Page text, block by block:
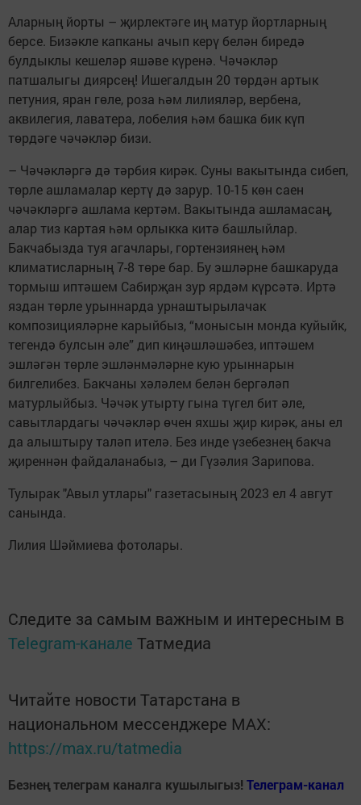
Аларның йорты – җирлектәге иң матур йортларның
берсе. Бизәкле капканы ачып керү белән биредә
булдыклы кешеләр яшәве күренә. Чәчәкләр
патшалыгы диярсең! Ишегалдын 20 төрдән артык
петуния, яран гөле, роза һәм лилияләр, вербена,
аквилегия, лаватера, лобелия һәм башка бик күп
төрдәге чәчәкләр бизи.
– Чәчәкләргә дә тәрбия кирәк. Суны вакытында сибеп,
төрле ашламалар кертү дә зарур. 10-15 көн саен
чәчәкләргә ашлама кертәм. Вакытында ашламасаң,
алар тиз картая һәм орлыкка китә башлыйлар.
Бакчабызда туя агачлары, гортензиянең һәм
климатисларның 7-8 төре бар. Бу эшләрне башкаруда
тормыш иптәшем Сабирҗан зур ярдәм күрсәтә. Иртә
яздан төрле урыннарда урнаштырылачак
композицияләрне карыйбыз, “монысын монда куйыйк,
тегендә булсын әле” дип киңәшләшәбез, иптәшем
эшләгән төрле эшләнмәләрне кую урыннарын
билгелибез. Бакчаны хәләлем белән бергәләп
матурлыйбыз. Чәчәк утырту гына түгел бит әле,
савытлардагы чәчәкләр өчен яхшы җир кирәк, аны ел
да алыштыру таләп ителә. Без инде үзебезнең бакча
җиреннән файдаланабыз, – ди Гүзәлия Зарипова.
Тулырак "Авыл утлары" газетасының 2023 ел 4 авгут
санында.
Лилия Шәймиева фотолары.
Следите за самым важным и интересным в
Telegram-канале Татмедиа
Читайте новости Татарстана в
национальном мессенджере MАХ:
https://max.ru/tatmedia
Безнең телеграм каналга кушылыгыз! Телеграм-канал